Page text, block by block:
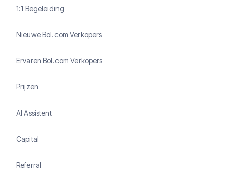
1:1 Begeleiding
Nieuwe Bol.com Verkopers
Ervaren Bol.com Verkopers
Prijzen
AI Assistent
Capital
Referral